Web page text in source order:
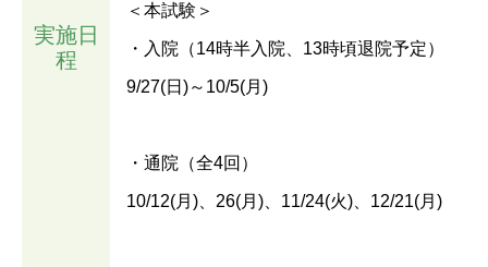
実施日
程
＜本試験＞
・入院（14時半入院、13時頃退院予定）
9/27(日)～10/5(月)
・通院（全4回）
10/12(月)、26(月)、11/24(火)、12/21(月)